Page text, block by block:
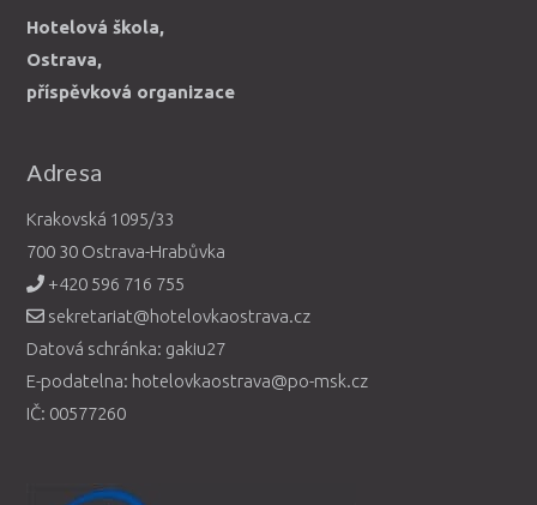
Hotelová škola,
Ostrava,
příspěvková organizace
Adresa
Krakovská 1095/33
700 30 Ostrava-Hrabůvka
+420 596 716 755
sekretariat@hotelovkaostrava.cz
Datová schránka: gakiu27
E-podatelna: hotelovkaostrava@po-msk.cz
IČ: 00577260